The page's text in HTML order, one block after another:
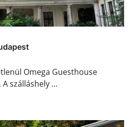
Omega Guesthouse
szálláshely ...